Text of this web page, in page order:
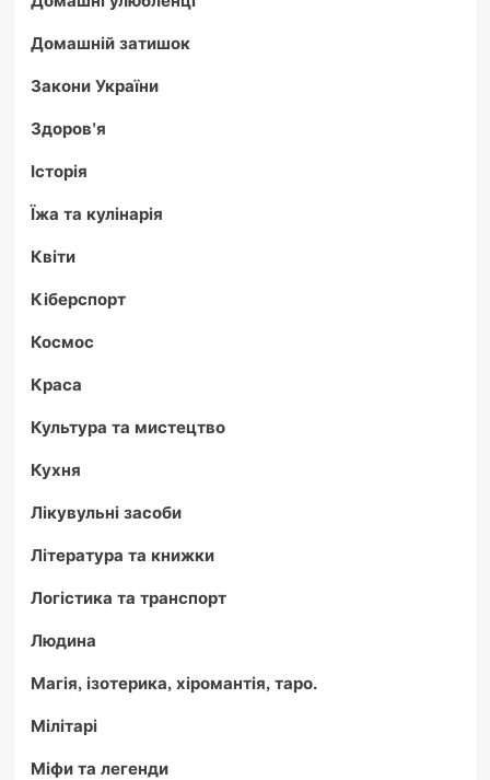
Домашній затишок
Закони України
Здоров'я
Історія
Їжа та кулінарія
Квіти
Кіберспорт
Космос
Краса
Культура та мистецтво
Кухня
Лікувульні засоби
Література та книжки
Логістика та транспорт
Людина
Магія, ізотерика, хіромантія, таро.
Мілітарі
Міфи та легенди